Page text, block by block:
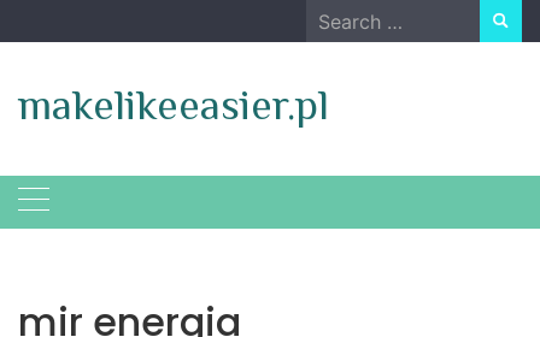
to
Search
for:
makelikeeasier.pl
mir energia